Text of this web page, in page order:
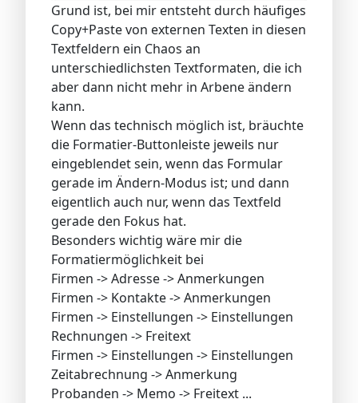
Grund ist, bei mir entsteht durch häufiges
Copy+Paste von externen Texten in diesen
Textfeldern ein Chaos an
unterschiedlichsten Textformaten, die ich
aber dann nicht mehr in Arbene ändern
kann.
Wenn das technisch möglich ist, bräuchte
die Formatier-Buttonleiste jeweils nur
eingeblendet sein, wenn das Formular
gerade im Ändern-Modus ist; und dann
eigentlich auch nur, wenn das Textfeld
gerade den Fokus hat.
Besonders wichtig wäre mir die
Formatiermöglichkeit bei
Firmen -> Adresse -> Anmerkungen
Firmen -> Kontakte -> Anmerkungen
Firmen -> Einstellungen -> Einstellungen
Rechnungen -> Freitext
Firmen -> Einstellungen -> Einstellungen
Zeitabrechnung -> Anmerkung
Probanden -> Memo -> Freitext ...